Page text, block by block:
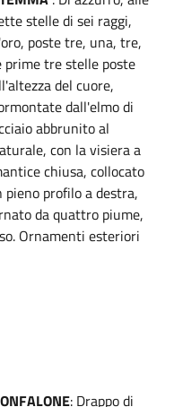
stelle di sei raggi,
poste tre, una, tre,
prime tre stelle poste
del cuore,
dall'elmo di
abbrunito al
con la visiera a
chiusa, collocato
pieno profilo a destra,
da quattro piume,
Ornamenti esteriori
: Drappo di